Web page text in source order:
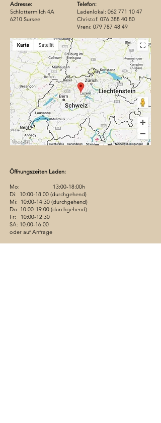
Adresse:
Schlottermilch 4A
6210 Sursee
Telefon:
Ladenlokal: 062 771 10 47
Christof: 076 388 40 80
Vreni: 079 787 48 49
Öffnungszeiten Laden:
Mo: 13:00-18:00h
Di: 10:00-18:00 (durchgehend)
Mi: 10:00-14:30 (durchgehend)
Do: 10:00-19:00 (durchgehend)
Fr: 10:00-12:30
SA: 10:00-16:00
oder auf Anfrage